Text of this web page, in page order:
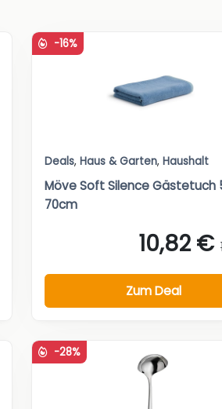
-16%
Deals, Haus & Garten, Haushalt
Möve Soft Silence Gästetuch
70cm
10,82 €
Zum Deal
-28%